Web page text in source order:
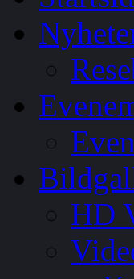
HD